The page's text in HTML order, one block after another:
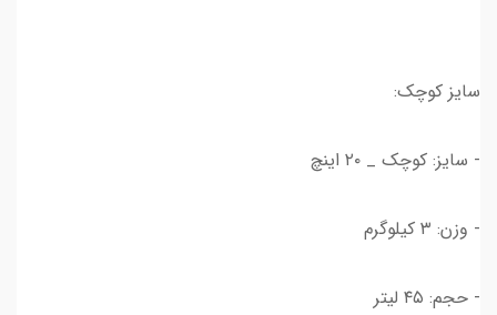
سایز کوچک:
- سایز: کوچک _ ۲۰ اینچ
- وزن: ۳ کیلوگرم
- حجم: ۴۵ لیتر